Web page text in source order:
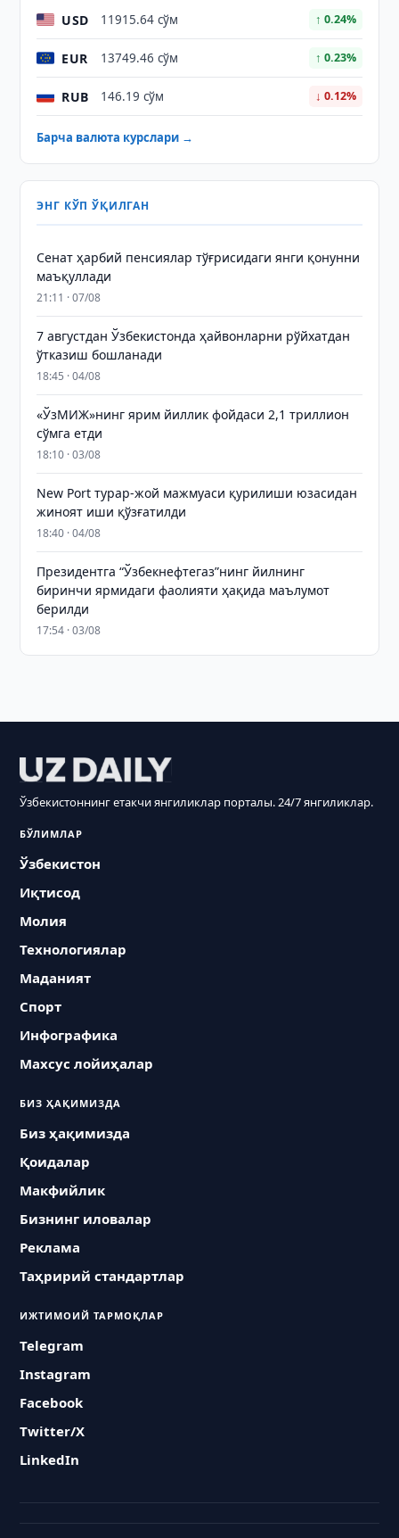
USD 11915.64 сўм ↑ 0.24%
EUR 13749.46 сўм ↑ 0.23%
RUB 146.19 сўм ↓ 0.12%
Барча валюта курслари →
ЭНГ КЎП ЎҚИЛГАН
Сенат ҳарбий пенсиялар тўғрисидаги янги қонунни
маъқуллади
21:11 · 07/08
7 августдан Ўзбекистонда ҳайвонларни рўйхатдан
ўтказиш бошланади
18:45 · 04/08
«ЎзМИЖ»нинг ярим йиллик фойдаси 2,1 триллион
сўмга етди
18:10 · 03/08
New Port турар-жой мажмуаси қурилиши юзасидан
жиноят иши қўзғатилди
18:40 · 04/08
Президентга “Ўзбекнефтегаз”нинг йилнинг
биринчи ярмидаги фаолияти ҳақида маълумот
берилди
17:54 · 03/08
Ўзбекистоннинг етакчи янгиликлар порталы. 24/7 янгиликлар.
БЎЛИМЛАР
Ўзбекистон
Иқтисод
Молия
Технологиялар
Маданият
Спорт
Инфографика
Махсус лойиҳалар
БИЗ ҲАҚИМИЗДА
Биз ҳақимизда
Қоидалар
Макфийлик
Бизнинг иловалар
Реклама
Таҳририй стандартлар
ИЖТИМОИЙ ТАРМОҚЛАР
Telegram
Instagram
Facebook
Twitter/X
LinkedIn